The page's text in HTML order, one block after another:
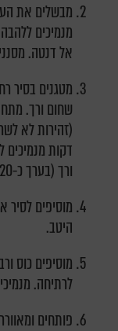
מבשלים את
אל דנטה.
מטגנים בסיר
שחום ורך.
דקות מנמיכים
ורך (בערך כ-20 דקות).
מוסיפים
היטב.
מוסיפים כוס
לרתיחה.
פותחים